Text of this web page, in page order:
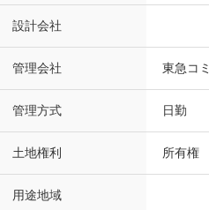
設計会社
管理会社 東急コ
管理方式 日勤
土地権利 所有権
用途地域